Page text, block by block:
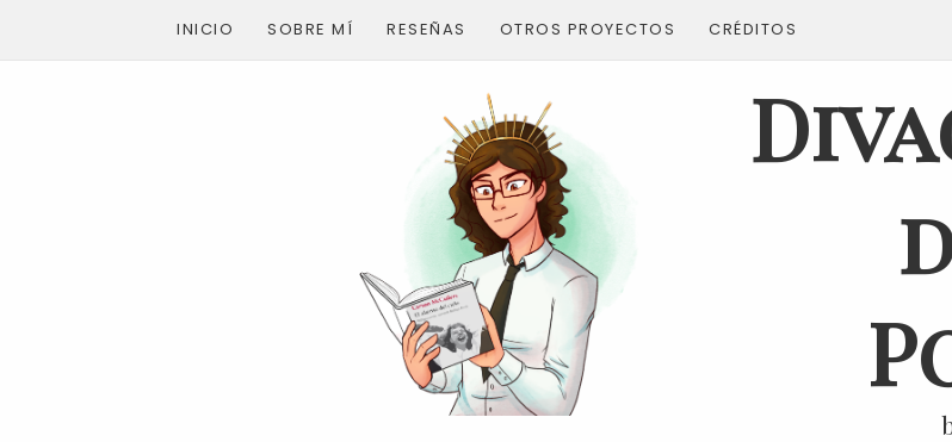
INICIO SOBRE MÍ RESEÑAS OTROS PROYECTOS CRÉDITOS